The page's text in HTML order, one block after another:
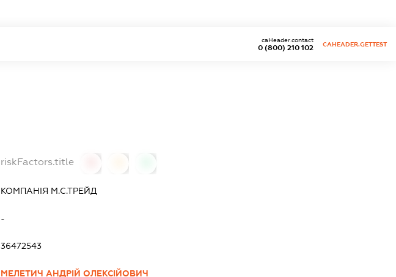
0 (800) 210 102
caHeader.contact
CAHEADER.GETTEST
riskFactors.title
КОМПАНІЯ М.С.ТРЕЙД
-
36472543
МЕЛЕТИЧ АНДРІЙ ОЛЕКСІЙОВИЧ